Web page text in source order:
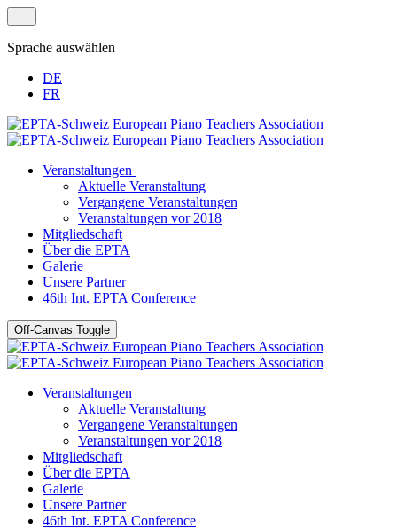
Sprache auswählen
DE
FR
Veranstaltungen
Aktuelle Veranstaltung
Vergangene Veranstaltungen
Veranstaltungen vor 2018
Mitgliedschaft
Über die EPTA
Galerie
Unsere Partner
46th Int. EPTA Conference
Off-Canvas Toggle
Veranstaltungen
Aktuelle Veranstaltung
Vergangene Veranstaltungen
Veranstaltungen vor 2018
Mitgliedschaft
Über die EPTA
Galerie
Unsere Partner
46th Int. EPTA Conference